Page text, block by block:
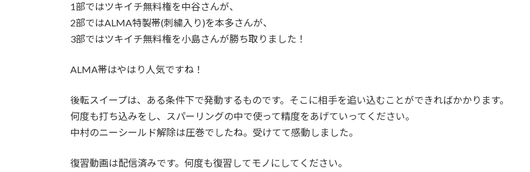
1部ではツキイチ無料権を中谷さんが、
2部ではALMA特製帯(刺繍入り)を本多さんが、
3部ではツキイチ無料権を小島さんが勝ち取りました！
ALMA帯はやはり人気ですね！
後転スイープは、ある条件下で発動するものです。そこに相手を追い込むことができればかかります。
何度も打ち込みをし、スパーリングの中で使って精度をあげていってください。
中村のニーシールド解除は圧巻でしたね。受けてて感動しました。
復習動画は配信済みです。何度も復習してモノにしてください。